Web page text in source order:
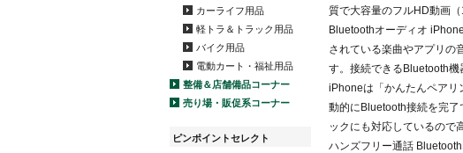
カーライフ用品
軽トラ＆トラック用品
バイク用品
電動カート・福祉用品
整備＆店舗備品コーナー
売り場・販促系コーナー
ピンポイントセレクト
質で大容量のフルHD動画
Bluetoothオーディオ
されている楽曲やアプリの
す。接続できるBluetooth
iPhoneは「かんたんペアリ
動的にBluetooth接続を完
ックにも対応しているので
ハンズフリー通話